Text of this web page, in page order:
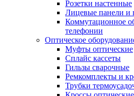
Розетки настенные
Лицевые панели и
Коммутационное
телефонии
Оптическое
Муфты оптические
Сплайс кассеты
Гильзы сварочные
Ремкомплекты и
Трубки